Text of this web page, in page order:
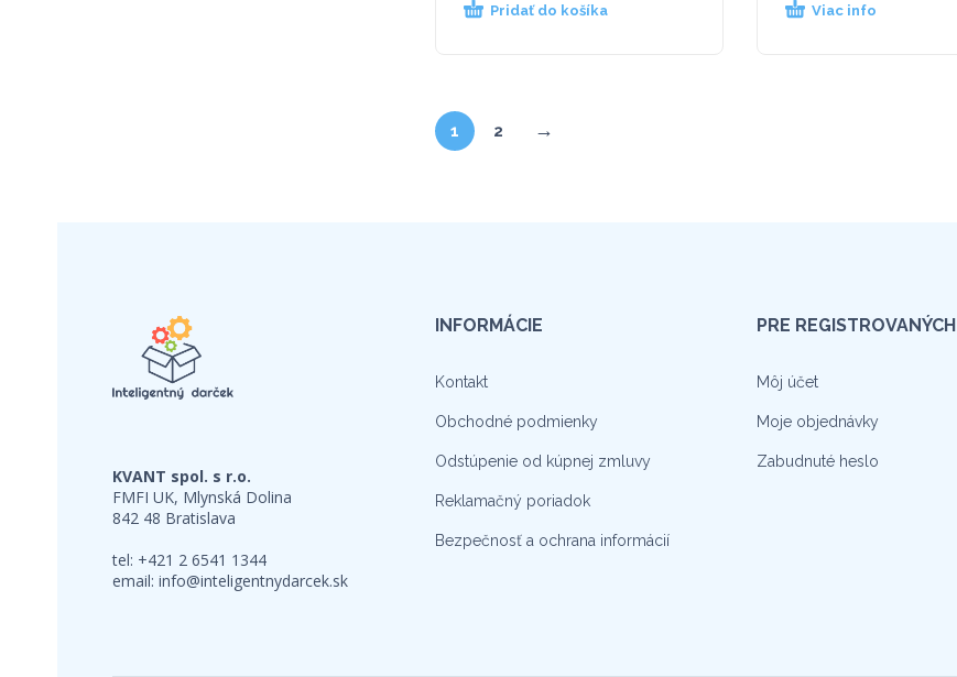
Pridať do košíka Viac info
1 2 →
KVANT spol. s r.o.
FMFI UK, Mlynská Dolina
842 48 Bratislava
tel: +421 2 6541 1344
email: info@inteligentnydarcek.sk
INFORMÁCIE
Kontakt
Obchodné podmienky
Odstúpenie od kúpnej zmluvy
Reklamačný poriadok
Bezpečnosť a ochrana informácií
PRE REGISTROVANÝCH
Môj účet
Moje objednávky
Zabudnuté heslo